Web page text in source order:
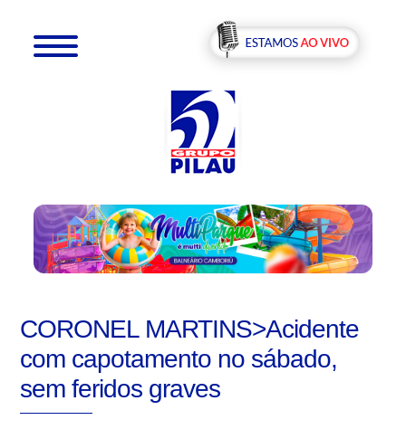
CORONEL MARTINS>Acidente
com capotamento no sábado,
sem feridos graves